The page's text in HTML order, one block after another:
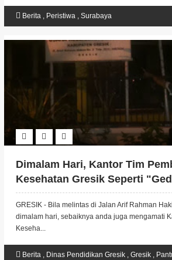
Berita, Peristiwa, Surabaya
Dimalam Hari, Kantor Tim
Kesehatan Gresik Seperti
GRESIK - Bila melintas di Jalan Arif Rahman
dimalam hari, sebaiknya anda juga mengamati
Keseha...
Berita, Dinas Pendidikan Gresik, Gresik,